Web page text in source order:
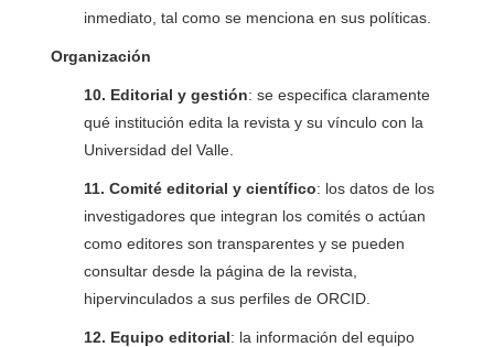
inmediato, tal como se menciona en sus políticas.
Organización
10. Editorial y gestión: se especifica claramente
qué institución edita la revista y su vínculo con la
Universidad del Valle.
11. Comité editorial y científico: los datos de los
investigadores que integran los comités o actúan
como editores son transparentes y se pueden
consultar desde la página de la revista,
hipervinculados a sus perfiles de ORCID.
12. Equipo editorial: la información del equipo